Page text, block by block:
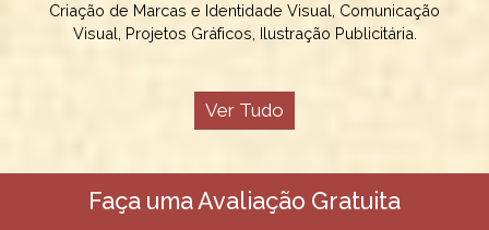
Criação de Marcas e Identidade Visual, Comunicação
Visual, Projetos Gráficos, Ilustração Publicitária.
Ver Tudo
Faça uma Avaliação Gratuita